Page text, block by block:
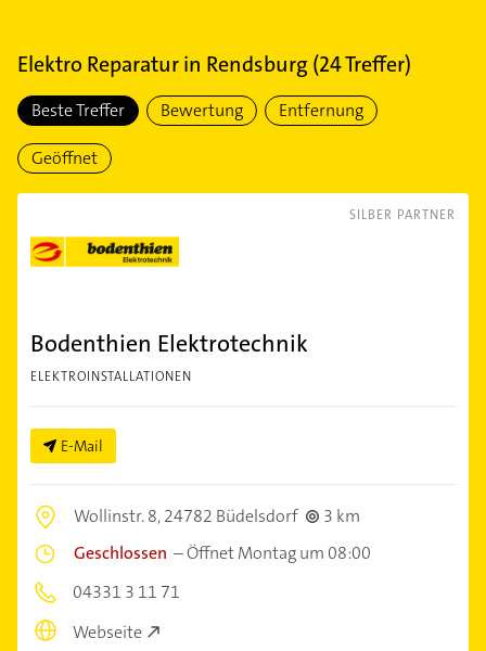
Elektro Reparaturin Rendsburg (24Treffer)
Beste Treffer Bewertung Entfernung
Geöffnet
SILBER PARTNER
Bodenthien Elektrotechnik
ELEKTROINSTALLATIONEN
E-Mail
Wollinstr. 8,24782 Büdelsdorf
3 km
Geschlossen –Öffnet Montag um 08:00
04331 3 11 71
Webseite